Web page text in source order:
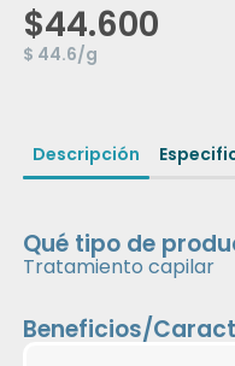
$44.600
$ 44.6/g
Descripción
Qué tipo de
Tratamiento capilar
Beneficios/